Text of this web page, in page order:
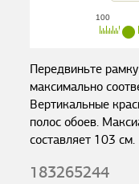
100
Передвиньте
максимально
Вертикальные
полос обоев.
составляет 103 см.
183265244